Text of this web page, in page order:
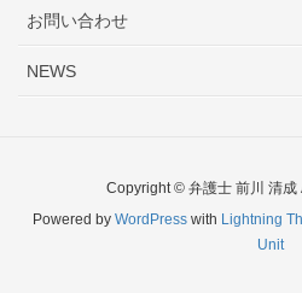
人情報を保護するために細心の
情報を、ご相談希望者様の事前
●当事務所ないしご相談希望者
用等を保護するために必要であ
お問い合わせ
NEWS
Copyright © 弁護士 前川 清
Powered by WordPress with Lightning
Unit